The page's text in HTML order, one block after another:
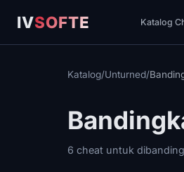
IVSOFTE Katalog
Katalog/Unturned/
6 cheat untuk